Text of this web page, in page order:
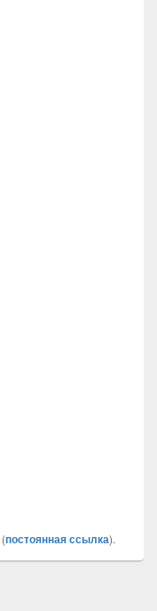
(постоянная ссылка).